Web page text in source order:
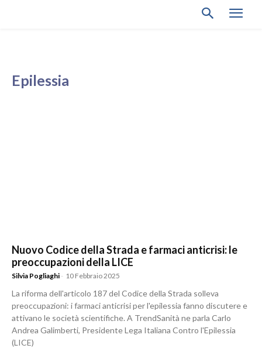
Epilessia
Nuovo Codice della Strada e farmaci anticrisi: le
preoccupazioni della LICE
Silvia Pogliaghi - 10 Febbraio 2025
La riforma dell'articolo 187 del Codice della Strada solleva
preoccupazioni: i farmaci anticrisi per l'epilessia fanno discutere e
attivano le società scientifiche. A TrendSanità ne parla Carlo
Andrea Galimberti, Presidente Lega Italiana Contro l'Epilessia
(LICE)